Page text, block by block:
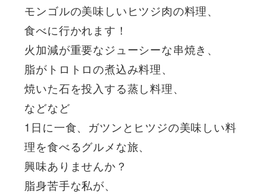
モンゴルの美味しいヒツジ肉の料理、
食べに行かれます！
火加減が重要なジューシーな串焼き、
脂がトロトロの煮込み料理、
焼いた石を投入する蒸し料理、
などなど
1日に一食、ガツンとヒツジの美味しい料
理を食べるグルメな旅、
興味ありませんか？
脂身苦手な私が、